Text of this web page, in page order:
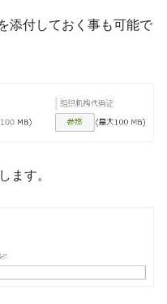
添付しておく事も可能で
ます。